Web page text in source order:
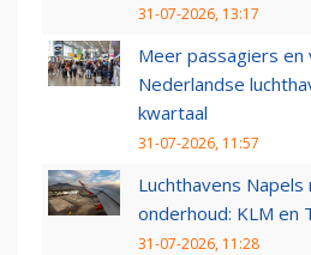
31-07-2026, 13:17
Meer passagiers en
Nederlandse
kwartaal
31-07-2026, 11:57
Luchthavens
onderhoud: KLM en
31-07-2026, 11:28